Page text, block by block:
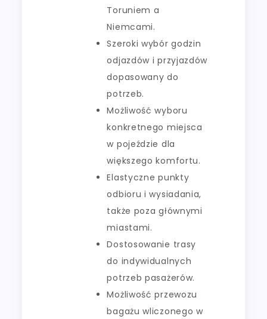
Toruniem a
Niemcami.
Szeroki wybór godzin
odjazdów i przyjazdów
dopasowany do
potrzeb.
Możliwość wyboru
konkretnego miejsca
w pojeździe dla
większego komfortu.
Elastyczne punkty
odbioru i wysiadania,
także poza głównymi
miastami.
Dostosowanie trasy
do indywidualnych
potrzeb pasażerów.
Możliwość przewozu
bagażu wliczonego w